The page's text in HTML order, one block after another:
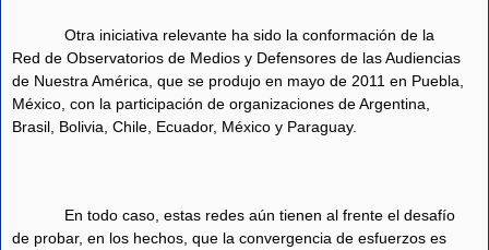
Otra iniciativa relevante ha sido la conformación de la
Red de Observatorios de Medios y Defensores de las Audiencias
de Nuestra América, que se produjo en mayo de 2011 en Puebla,
México, con la participación de organizaciones de Argentina,
Brasil, Bolivia, Chile, Ecuador, México y Paraguay.
En todo caso, estas redes aún tienen al frente el desafío
de probar, en los hechos, que la convergencia de esfuerzos es